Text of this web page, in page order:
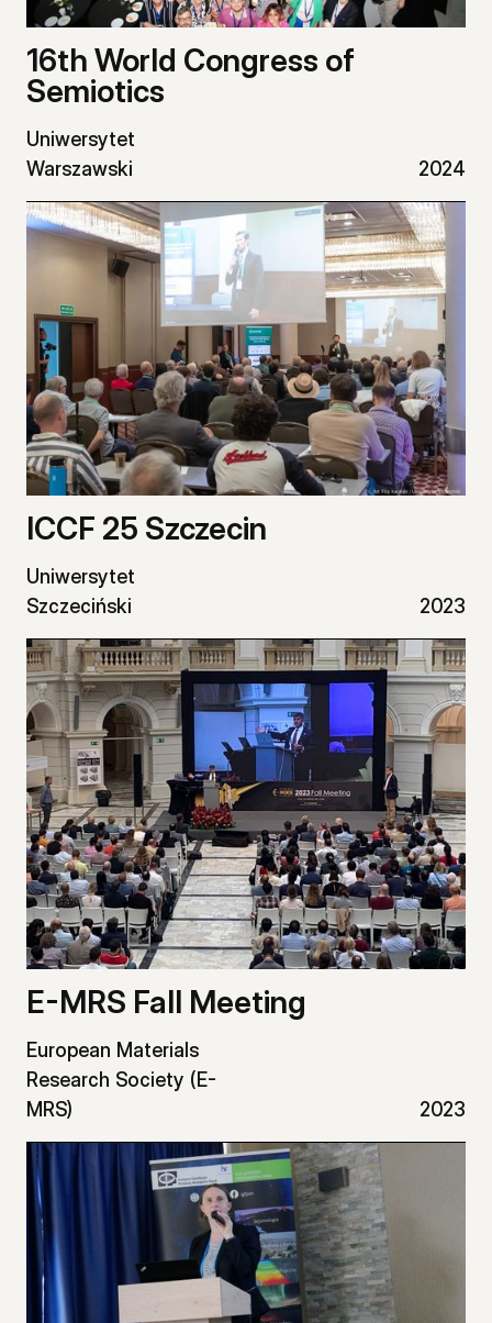
16th World Congress of
Semiotics
Uniwersytet
Warszawski
2024
ICCF 25 Szczecin
Uniwersytet
Szczeciński
2023
E-MRS Fall Meeting
European Materials
Research Society (E-
MRS)
2023